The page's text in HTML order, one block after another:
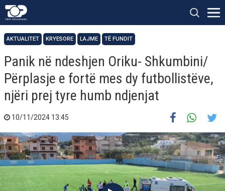
AKTUALITET KRYESORE LAJME TË FUNDIT
Panik në ndeshjen Oriku- Shkumbini/
Përplasje e fortë mes dy futbollistëve,
njëri prej tyre humb ndjenjat
10/11/2024 13:45